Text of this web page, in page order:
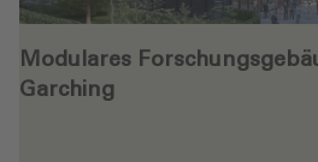
Modulares
Garching